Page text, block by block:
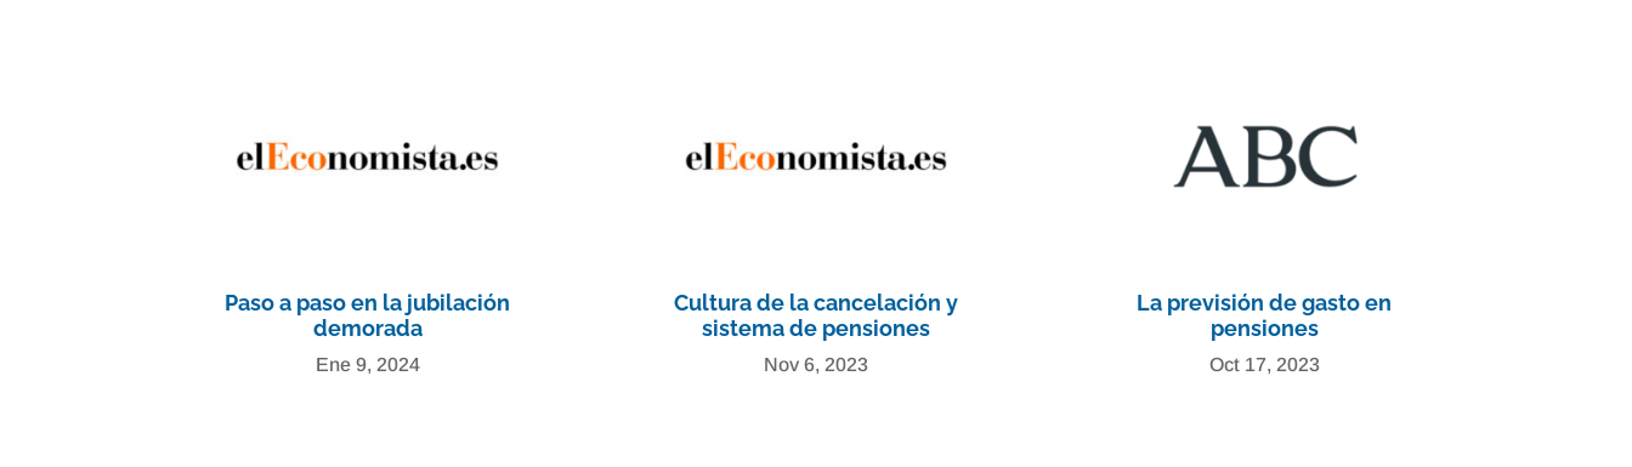
Paso a paso en la jubilación
demorada
Ene 9, 2024
Cultura de la cancelación y
sistema de pensiones
Nov 6, 2023
La previsión de gasto en
pensiones
Oct 17, 2023